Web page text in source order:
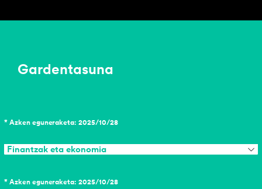
Gardentasuna
* Azken eguneraketa: 2025/10/28
Finantzak eta ekonomia
* Azken eguneraketa: 2025/10/28